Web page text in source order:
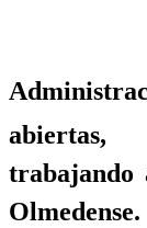
abiertas,
trabajando
Olmedense.